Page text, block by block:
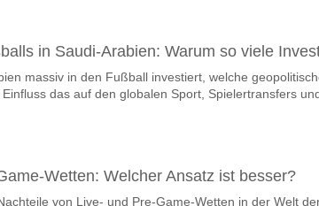
in Saudi-Arabien: Warum so viele
massiv in den Fußball investiert, welche
das auf den globalen Sport, Spielertransfers
Wetten: Welcher Ansatz ist besser?
von Live- und Pre-Game-Wetten in der Welt